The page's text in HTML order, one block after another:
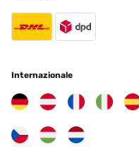
Utente Amazon
Tradurre
Usuario/a de amazon
Internazionale